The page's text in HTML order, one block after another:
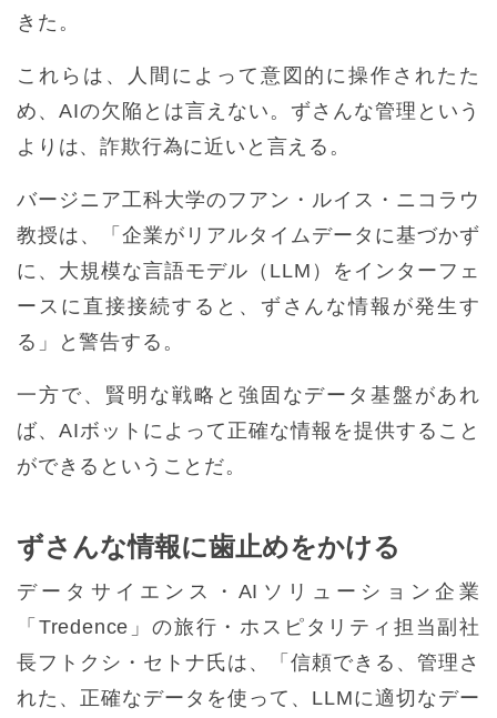
きた。
これらは、人間によって意図的に操作されたた
め、AIの欠陥とは言えない。ずさんな管理という
よりは、詐欺行為に近いと言える。
バージニア工科大学のフアン・ルイス・ニコラウ
教授は、「企業がリアルタイムデータに基づかず
に、大規模な言語モデル（LLM）をインターフェ
ースに直接接続すると、ずさんな情報が発生す
る」と警告する。
一方で、賢明な戦略と強固なデータ基盤があれ
ば、AIボットによって正確な情報を提供すること
ができるということだ。
ずさんな情報に歯止めをかける
データサイエンス・AIソリューション企業
「Tredence」の旅行・ホスピタリティ担当副社
長フトクシ・セトナ氏は、「信頼できる、管理さ
れた、正確なデータを使って、LLMに適切なデー